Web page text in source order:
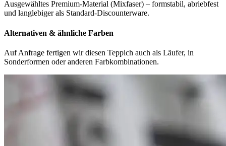
Ausgewähltes Premium-Material (Mixfaser) – formstabil, abriebfest
und langlebiger als Standard-Discounterware.
Alternativen & ähnliche Farben
Auf Anfrage fertigen wir diesen Teppich auch als Läufer, in
Sonderformen oder anderen Farbkombinationen.